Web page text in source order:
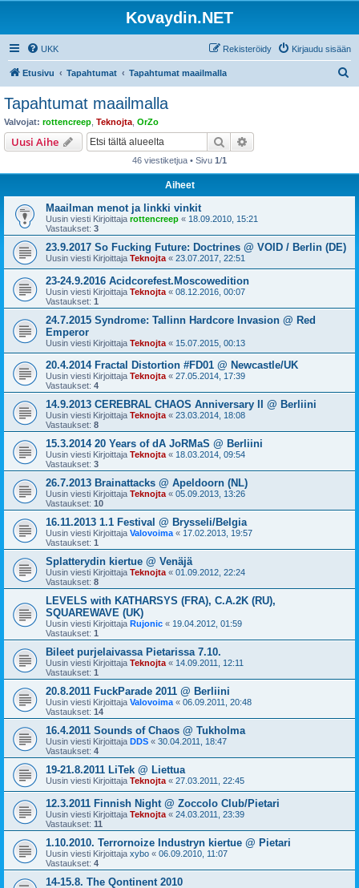
Kovaydin.NET
UKK Kirjaudu sisään
Rekisteröidy
Etusivu Tapahtumat Tapahtumat maailmalla
Tapahtumat maailmalla
Valvojat: rottencreep Teknojta OrZo
Uusi Aihe Etsi
46 viestiketjua • Sivu 1/1
Aiheet
Maailman menot ja linkki vinkit
Uusin viesti Kirjoittaja rottencreep « 18.09.2010, 15:21
Vastaukset: 3
23.9.2017 So Fucking Future: Doctrines @ VOID / Berlin (DE)
Uusin viesti Kirjoittaja Teknojta « 23.07.2017, 22:51
23-24.9.2016 Acidcorefest.Moscowedition
Uusin viesti Kirjoittaja Teknojta « 08.12.2016, 00:07
Vastaukset: 1
24.7.2015 Syndrome: Tallinn Hardcore Invasion @ Red
Emperor
Uusin viesti Kirjoittaja Teknojta « 15.07.2015, 00:13
20.4.2014 Fractal Distortion #FD01 @ Newcastle/UK
Uusin viesti Kirjoittaja Teknojta « 27.05.2014, 17:39
Vastaukset: 4
14.9.2013 CEREBRAL CHAOS Anniversary II @ Berliini
Uusin viesti Kirjoittaja Teknojta « 23.03.2014, 18:08
Vastaukset: 8
15.3.2014 20 Years of dA JoRMaS @ Berliini
Uusin viesti Kirjoittaja Teknojta « 18.03.2014, 09:54
Vastaukset: 3
26.7.2013 Brainattacks @ Apeldoorn (NL)
Uusin viesti Kirjoittaja Teknojta « 05.09.2013, 13:26
Vastaukset: 10
16.11.2013 1.1 Festival @ Brysseli/Belgia
Uusin viesti Kirjoittaja Valovoima « 17.02.2013, 19:57
Vastaukset: 1
Splatterydin kiertue @ Venäjä
Uusin viesti Kirjoittaja Teknojta « 01.09.2012, 22:24
Vastaukset: 8
LEVELS with KATHARSYS (FRA), C.A.2K (RU),
SQUAREWAVE (UK)
Uusin viesti Kirjoittaja Rujonic « 19.04.2012, 01:59
Vastaukset: 1
Bileet purjelaivassa Pietarissa 7.10.
Uusin viesti Kirjoittaja Teknojta « 14.09.2011, 12:11
Vastaukset: 1
20.8.2011 FuckParade 2011 @ Berliini
Uusin viesti Kirjoittaja Valovoima « 06.09.2011, 20:48
Vastaukset: 14
16.4.2011 Sounds of Chaos @ Tukholma
Uusin viesti Kirjoittaja DDS « 30.04.2011, 18:47
Vastaukset: 4
19-21.8.2011 LiTek @ Liettua
Uusin viesti Kirjoittaja Teknojta « 27.03.2011, 22:45
12.3.2011 Finnish Night @ Zoccolo Club/Pietari
Uusin viesti Kirjoittaja Teknojta « 24.03.2011, 23:39
Vastaukset: 11
1.10.2010. Terrornoize Industryn kiertue @ Pietari
Uusin viesti Kirjoittaja xybo « 06.09.2010, 11:07
Vastaukset: 4
14-15.8. The Qontinent 2010